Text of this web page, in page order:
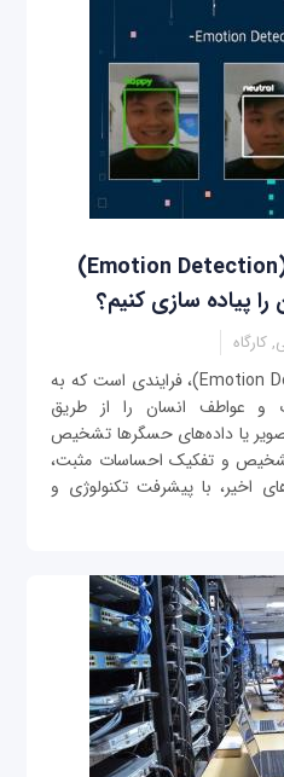
تشخیص احساسات (Emotion Detection)
پیاده سازی کنیم؟
تشخیص احساسات (Emotion Detection)، فرایندی است که به
و عواطف انسان را از طریق
یا داده‌های حسگرها تشخیص
و تفکیک احساسات مثبت،
اخیر، با پیشرفت تکنولوژی و